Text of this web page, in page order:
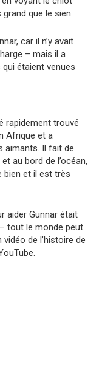
que le sien.
car il n’y avait
– mais il a
étaient venues
rapidement trouvé
Afrique et a
aimants. Il fait de
au bord de l’océan,
bien et il est très
aider Gunnar était
tout le monde peut
de l’histoire de